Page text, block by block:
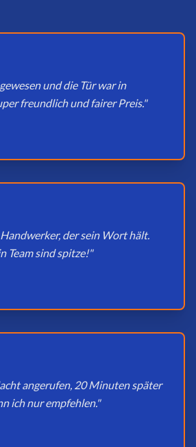
und die Tür war in
freundlich und fairer Preis."
der sein Wort hält.
Team sind spitze!"
angerufen, 20 Minuten später
ich nur empfehlen."